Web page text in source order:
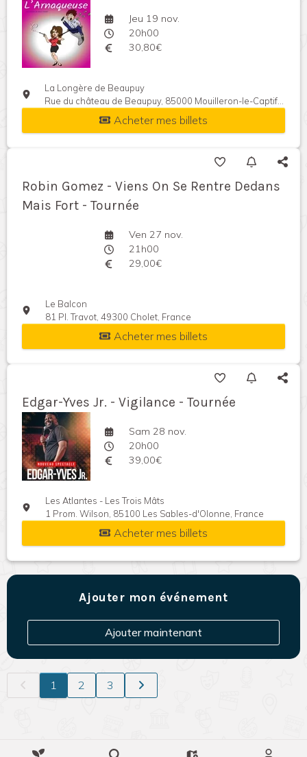
Jeu 19 nov.
20h00
30,80€
La Longère de Beaupuy
Rue du château de Beaupuy, 85000 Mouilleron-le-Captif, France
Acheter mes billets
Robin Gomez - Viens On Se Rentre Dedans
Mais Fort - Tournée
Ven 27 nov.
21h00
29,00€
Le Balcon
81 Pl. Travot, 49300 Cholet, France
Acheter mes billets
Edgar-Yves Jr. - Vigilance - Tournée
Sam 28 nov.
20h00
39,00€
Les Atlantes - Les Trois Mâts
1 Prom. Wilson, 85100 Les Sables-d'Olonne, France
Acheter mes billets
Ajouter mon événement
Ajouter maintenant
1 2 3